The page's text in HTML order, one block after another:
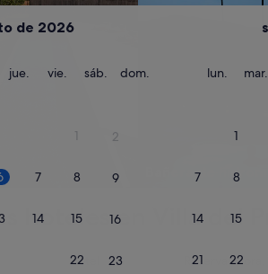
de 2026
miércoles
jue. jueves
vie. viernes
sáb. sábado
dom.
1 2
7 8 9
14 15 16
22 23
lun. lunesmar.
1
7 8
14 15
21 22
Bañera de
hoteles en Villa del
Hotel Reserva